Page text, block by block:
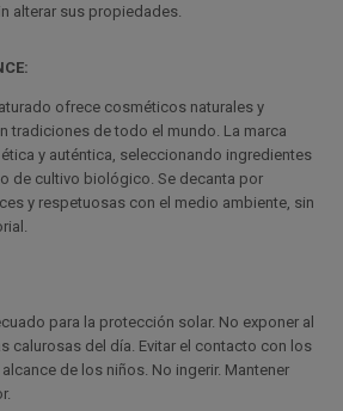
alterar sus propiedades.
ofrece cosméticos naturales y
tradiciones de todo el mundo. La marca
y auténtica, seleccionando ingredientes
de cultivo biológico. Se decanta por
y respetuosas con el medio ambiente, sin
para la protección solar. No exponer al
calurosas del día. Evitar el contacto con los
de los niños. No ingerir. Mantener